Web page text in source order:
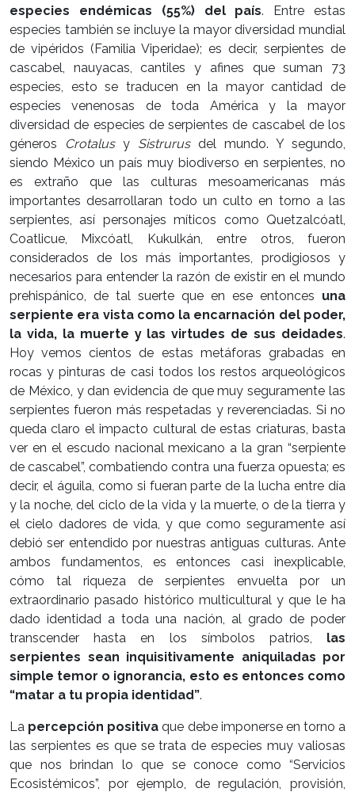
especies endémicas (55%) del país. Entre estas
especies también se incluye la mayor diversidad mundial
de vipéridos (Familia Viperidae); es decir, serpientes de
cascabel, nauyacas, cantiles y afines que suman 73
especies, esto se traducen en la mayor cantidad de
especies venenosas de toda América y la mayor
diversidad de especies de serpientes de cascabel de los
géneros
Crotalus y Sistrurusdel mundo. Y segundo,
siendo México un país muy biodiverso en serpientes, no
es extraño que las culturas mesoamericanas más
importantes desarrollaran todo un culto en torno a las
serpientes, así personajes míticos como Quetzalcóatl,
Coatlicue, Mixcóatl, Kukulkán, entre otros, fueron
considerados de los más importantes, prodigiosos y
necesarios para entender la razón de existir en el mundo
prehispánico, de tal suerte que en ese entonces una
serpiente era vista como la encarnación del poder,
la vida, la muerte y las virtudes de sus deidades.
Hoy vemos cientos de estas metáforas grabadas en
rocas y pinturas de casi todos los restos arqueológicos
de México, y dan evidencia de que muy seguramente las
serpientes fueron más respetadas y reverenciadas. Si no
queda claro el impacto cultural de estas criaturas, basta
ver en el escudo nacional mexicano a la gran “serpiente
de cascabel”, combatiendo contra una fuerza opuesta; es
decir, el águila, como si fueran parte de la lucha entre día
y la noche, del ciclo de la vida y la muerte, o de la tierra y
el cielo dadores de vida, y que como seguramente así
debió ser entendido por nuestras antiguas culturas. Ante
ambos fundamentos, es entonces casi inexplicable,
cómo tal riqueza de serpientes envuelta por un
extraordinario pasado histórico multicultural y que le ha
dado identidad a toda una nación, al grado de poder
transcender hasta en los símbolos patrios, las
serpientes sean inquisitivamente aniquiladas por
simple temor o ignorancia, esto es entonces como
“matar a tu propia identidad”.
La percepción positiva que debe imponerse en torno a
las serpientes es que se trata de especies muy valiosas
que nos brindan lo que se conoce como “Servicios
Ecosistémicos”, por ejemplo, de regulación, provisión,